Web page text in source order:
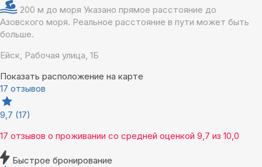
200 м до моря Указано прямое расстояние до
Азовского моря. Реальное расстояние в пути может быть
больше.
Ейск, Рабочая улица, 1Б
Показать расположение на карте
17 отзывов
9,7 (17)
17 отзывов о проживании со средней оценкой 9,7 из 10,0
Быстрое бронирование